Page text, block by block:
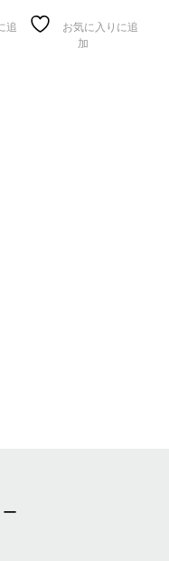
追
お気に入りに追
加